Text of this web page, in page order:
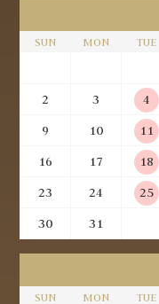
SUN MON TUE
2
3 4
9
10 11
16
17 18
23
24 25
30
31
SUN MON TUE